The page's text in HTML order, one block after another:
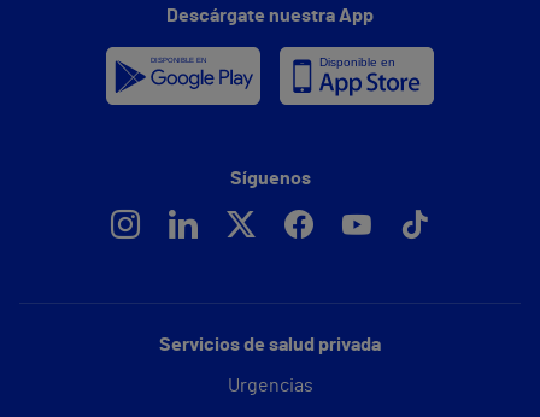
Servicios de salud privada
Urgencias
Descárgate nuestra App
Síguenos